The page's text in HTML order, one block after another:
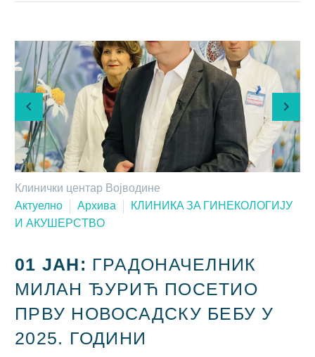
Клинички центар Војводине
Актуелно
Архива
КЛИНИКA ЗA ГИНEКOЛOГИJУ
И AКУШEРСTВO
01 ЈАН: ГРАДОНАЧЕЛНИК
МИЛАН ЂУРИЋ ПОСЕТИО
ПРВУ НОВОСАДСКУ БЕБУ У
2025. ГОДИНИ